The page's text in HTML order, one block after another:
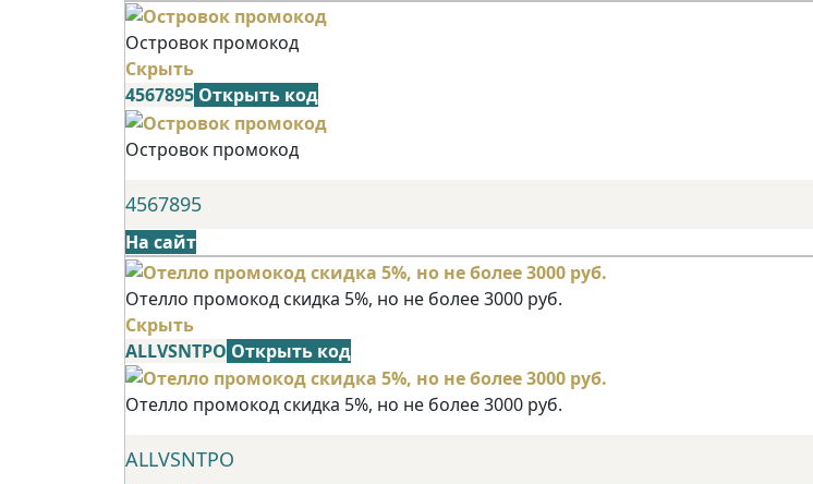
Островок промокод
Скрыть
4567895 Открыть код
Островок промокод
4567895
На сайт
Отелло промокод скидка 5%, но не более 3000 руб.
Скрыть
ALLVSNTPO Открыть код
Отелло промокод скидка 5%, но не более 3000 руб.
ALLVSNTPO